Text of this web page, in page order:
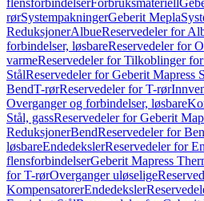
flensforbindelserForbruksmateriell
rørSystempakningerGeberit Mepla
ReduksjonerAlbueReservedeler for
forbindelser, løsbareReservedeler for
varmeReservedeler for Tilkoblinger
StålReservedeler for Geberit Mapress
BendT-rørReservedeler for T-rør
Overganger og forbindelser, løsbare
Stål, gassReservedeler for Geberit
ReduksjonerBendReservedeler for
løsbareEndedekslerReservedeler for
flensforbindelserGeberit Mapress
for T-rørOverganger uløselige
KompensatorerEndedeksler